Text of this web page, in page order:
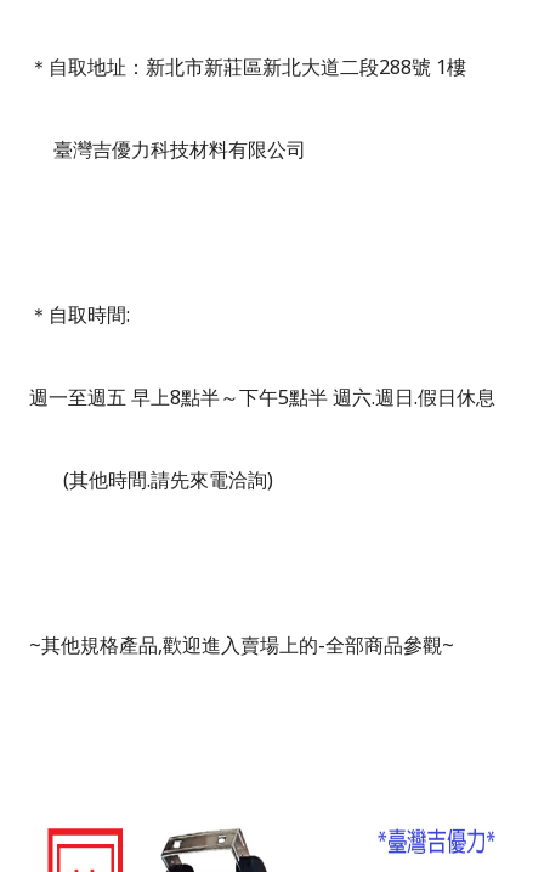
＊自取地址：新北市新莊區新北大道二段288號 1樓
臺灣吉優力科技材料有限公司
＊自取時間:
週一至週五 早上8點半～下午5點半 週六.週日.假日休息
(其他時間.請先來電洽詢)
~其他規格產品,歡迎進入賣場上的-全部商品參觀~